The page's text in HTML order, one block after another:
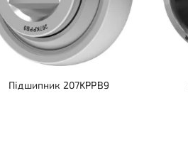
Підшипник 207KPPB9